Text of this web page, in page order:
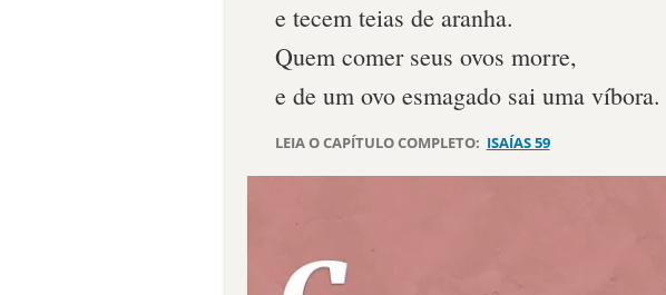
e tecem teias de aranha.
Quem comer seus ovos morre,
e de um ovo esmagado sai uma víbora.
LEIA O CAPÍTULO COMPLETO: ISAÍAS 59